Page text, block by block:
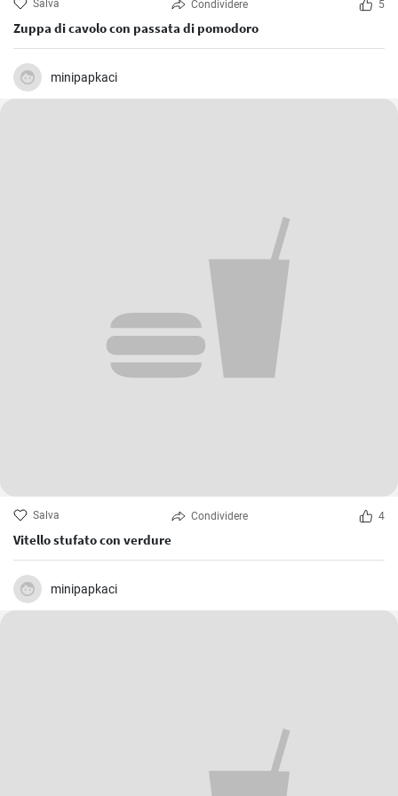
Salva Condividere 5
Zuppa di cavolo con passata di pomodoro
minipapkaci
Salva Condividere 4
Vitello stufato con verdure
minipapkaci